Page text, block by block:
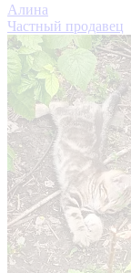
Алина
Частный продавец